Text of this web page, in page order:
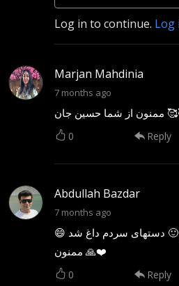
Log in to continue. Log
Marjan Mahdinia
7 months ago
0 Reply
Abdullah Bazdar
7 months ago
دستهای سردم داغ شد 😄
ممنون 🙏❤️
0 Reply